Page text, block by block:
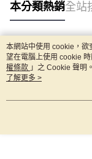
本分類熱銷全站
熱門標籤
本網站中使用 cookie，欲
望在電腦上使用 cookie
權條款 」之 Cookie 聲明
用條款之 Cookie 聲明使
了解更多 >